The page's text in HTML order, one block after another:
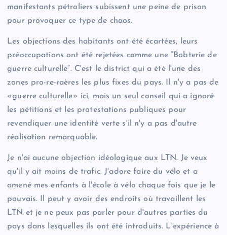
manifestants pétroliers subissent une peine de prison
pour provoquer ce type de chaos.
Les objections des habitants ont été écartées, leurs
préoccupations ont été rejetées comme une “Bobterie de
guerre culturelle”. C'est le district qui a été l'une des
zones pro-re-raères les plus fixes du pays. Il n'y a pas de
«guerre culturelle» ici, mais un seul conseil qui a ignoré
les pétitions et les protestations publiques pour
revendiquer une identité verte s'il n'y a pas d'autre
réalisation remarquable.
Je n'ai aucune objection idéologique aux LTN. Je veux
qu'il y ait moins de trafic. J'adore faire du vélo et a
amené mes enfants à l'école à vélo chaque fois que je le
pouvais. Il peut y avoir des endroits où travaillent les
LTN et je ne peux pas parler pour d'autres parties du
pays dans lesquelles ils ont été introduits. L'expérience à